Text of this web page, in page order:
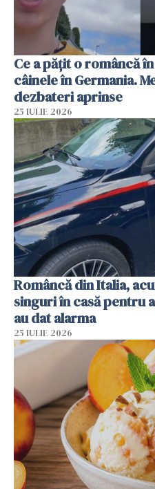
Ce a pățit o româncă
câinele în Germania.
dezbateri aprinse
25 IULIE 2026
Româncă din Italia,
singuri în casă pentru
au dat alarma
25 IULIE 2026